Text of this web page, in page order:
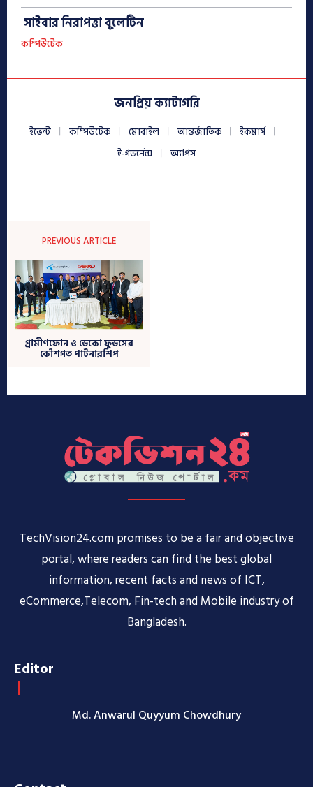
TechVision24.com promises to be a fair and objective
portal, where readers can find the best global
information, recent facts and news of ICT,
eCommerce,Telecom, Fin-tech and Mobile industry of
Bangladesh.
Editor
Md. Anwarul Quyyum Chowdhury